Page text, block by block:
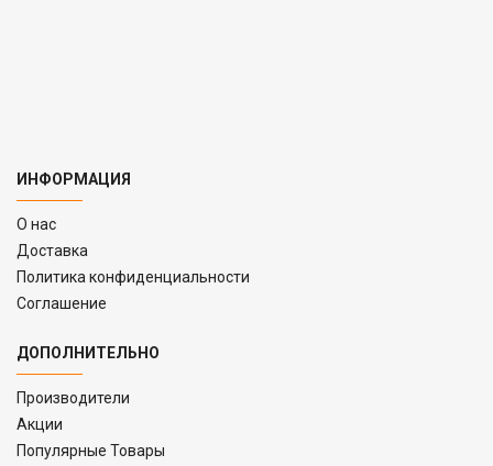
ИНФОРМАЦИЯ
O нас
Доставка
Политика конфиденциальности
Соглашение
ДОПОЛНИТЕЛЬНО
Производители
Акции
Популярные Товары